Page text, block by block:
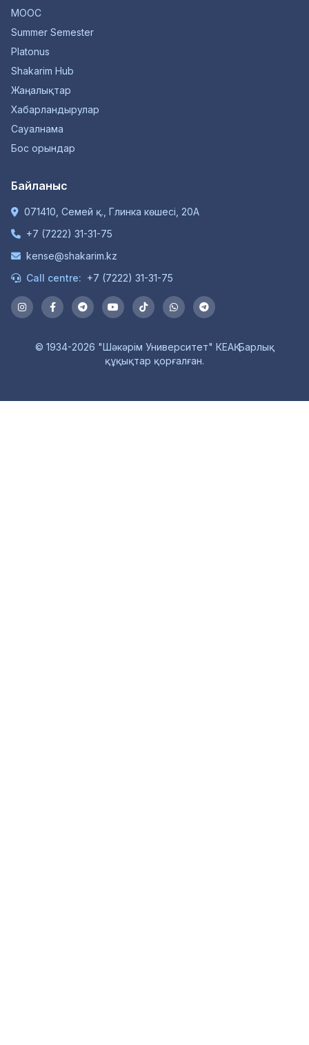
MOOC
Summer Semester
Platonus
Shakarim Hub
Жаңалықтар
Хабарландырулар
Сауалнама
Бос орындар
Байланыс
071410, Семей қ., Глинка көшесі, 20А
+7 (7222) 31-31-75
kense@shakarim.kz
Call centre: +7 (7222) 31-31-75
© 1934-2026 "Шәкәрім Университет" КЕАҚ. Барлық
құқықтар қорғалған.